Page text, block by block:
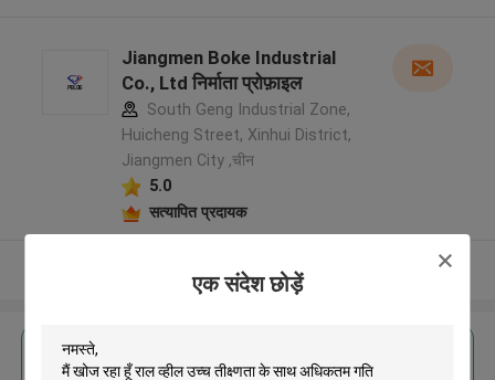
एक संदेश छोड़ें
Jiangmen Boke Industrial
Co., Ltd निर्माता प्रोफ़ाइल
South Geng Industrial Zone,
Huicheng Street, Xinhui District,
Jiangmen City ,चीन
5.0
सत्यापित प्रदायक
और देखो